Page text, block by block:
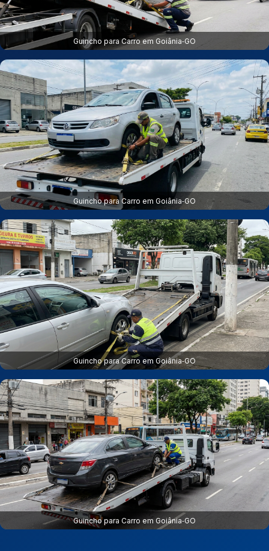
Guincho para Carro em Goiânia‑GO
Guincho para Carro em Goiânia‑GO
Guincho para Carro em Goiânia‑GO
Guincho para Carro em Goiânia‑GO